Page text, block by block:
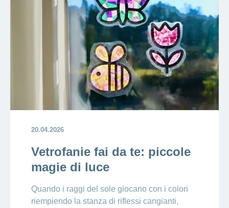
20.04.2026
Vetrofanie fai da te: piccole
magie di luce
Quando i raggi del sole giocano con i colori
riempiendo la stanza di riflessi cangianti,